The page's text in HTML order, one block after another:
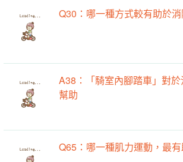
Q30：哪一種方式較有助於
A38：「騎室內腳踏車」對
幫助
Q65：哪一種肌力運動，最